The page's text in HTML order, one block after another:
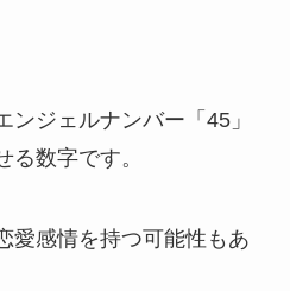
ンジェルナンバー「45」
る数字です。
愛感情を持つ可能性もあ